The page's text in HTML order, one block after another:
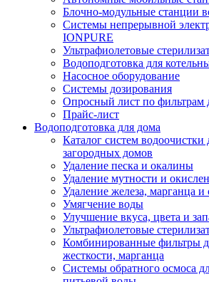
Блочно-модульные станции
Системы непрерывной
IONPURE
Ультрафиолетовые
Водоподготовка для
Насосное оборудование
Системы дозирования
Опросный лист по фильтрам
Прайс-лист
Водоподготовка для дома
Каталог систем водоочистки
загородных домов
Удаление песка и окалины
Удаление мутности и
Удаление железа, марганца и
Умягчение воды
Улучшение вкуса, цвета и
Ультрафиолетовые
Комбинированные фильтры
жесткости, марганца
Системы обратного осмоса